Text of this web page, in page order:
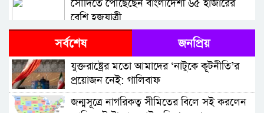
সৌদিতে পৌঁছেছেন বাংলাদেশী ৬৫ হাজারের
বেশি হজযাত্রী
৪৮ বছর ধরে আল আকসায় আজান দেওয়া
মুয়াজ্জিন মারা গেছেন
সৌদি আরবের জেদ্দায় পৌঁছেছে বাংলাদেশের
প্রথম হজ ফ্লাইট
সর্বশেষ জনপ্রিয়
যুক্তরাষ্ট্রের মতো আমাদের ‘নাটুকে কূটনীতি’র
প্রয়োজন নেই: গালিবাফ
জন্মসূত্রে নাগরিকত্ব সীমিতের বিলে সই করলেন